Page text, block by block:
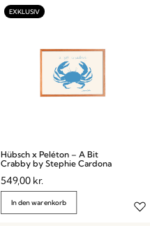
Hübsch x Peléton – A Bit
Crabby by Stephie Cardona
549,00 kr.
In den warenkorb